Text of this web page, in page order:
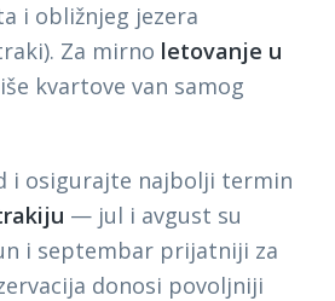
i obližnjeg jezera
Za mirno letovanje u
kvartove van samog
i osigurajte najbolji termin
— jul i avgust su
i septembar prijatniji za
donosi povoljniji